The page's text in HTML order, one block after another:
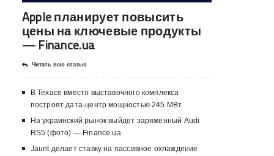
Apple планирует повысить
цены на ключевые продукты
— Finance.ua
Читать всю статью
В Техасе вместо выставочного комплекса
построят дата-центр мощностью 245 МВт
На украинский рынок выйдет заряженный Audi
RS5 (фото) — Finance.ua
Jaunt делает ставку на пассивное охлаждение